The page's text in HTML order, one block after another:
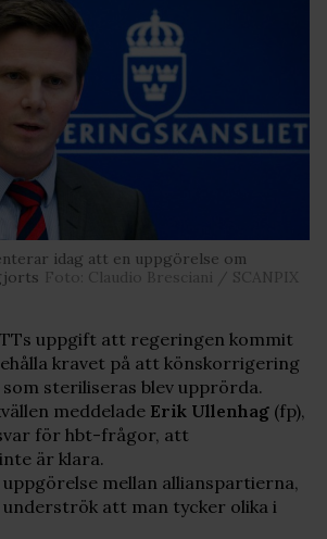
idag att en uppgörelse om
Foto: Claudio Bresciani / SCANPIX
uppgift att regeringen kommit
kravet på att könskorrigering
steriliseras blev upprörda.
meddelade Erik Ullenhag (fp),
för hbt-frågor, att
är klara.
mellan allianspartierna,
underströk att man tycker olika i